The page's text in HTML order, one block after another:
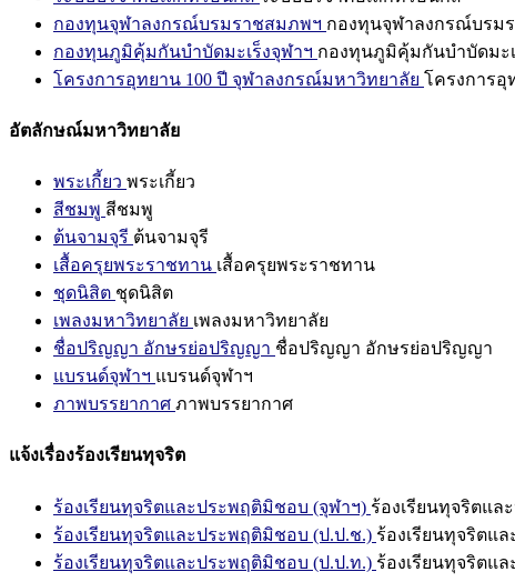
กองทุนจุฬาลงกรณ์บรมราชสมภพฯ กองทุนจุฬาลงกรณ์บรม
กองทุนภูมิคุ้มกันบำบัดมะเร็งจุฬาฯ กองทุนภูมิคุ้มกันบำบัดมะ
โครงการอุทยาน 100 ปี จุฬาลงกรณ์มหาวิทยาลัย โครงการอุ
อัตลักษณ์มหาวิทยาลัย
พระเกี้ยว พระเกี้ยว
สีชมพู สีชมพู
ต้นจามจุรี ต้นจามจุรี
เสื้อครุยพระราชทาน เสื้อครุยพระราชทาน
ชุดนิสิต ชุดนิสิต
เพลงมหาวิทยาลัย เพลงมหาวิทยาลัย
ชื่อปริญญา อักษรย่อปริญญา ชื่อปริญญา อักษรย่อปริญญา
แบรนด์จุฬาฯ แบรนด์จุฬาฯ
ภาพบรรยากาศ ภาพบรรยากาศ
แจ้งเรื่องร้องเรียนทุจริต
ร้องเรียนทุจริตและประพฤติมิชอบ (จุฬาฯ) ร้องเรียนทุจริตแล
ร้องเรียนทุจริตและประพฤติมิชอบ (ป.ป.ช.) ร้องเรียนทุจริตแ
ร้องเรียนทุจริตและประพฤติมิชอบ (ป.ป.ท.) ร้องเรียนทุจริตแ